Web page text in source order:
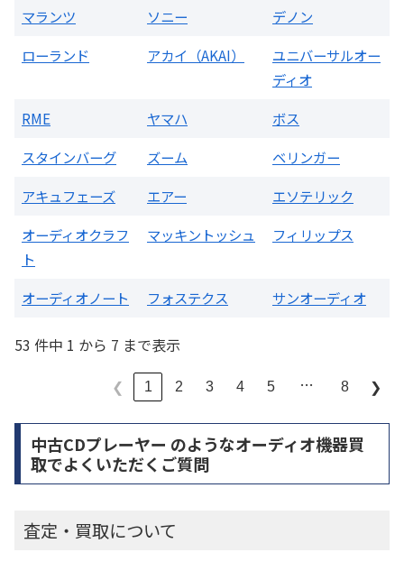
マランツ ソニー
デノン
ローランド
アカイ（AKAI）
ユニバーサルオー
ディオ
RME
ヤマハ
ボス
スタインバーグ
ズーム
ベリンガー
アキュフェーズ
エアー
エソテリック
オーディオクラフ
ト
マッキントッシュ フィリップス
オーディオノート フォステクス サンオーディオ
53 件中 1 から 7 まで表示
❮ 1 2 3 4 5 … 8 ❯
中古CDプレーヤー のようなオーディオ機器買
取でよくいただくご質問
査定・買取について